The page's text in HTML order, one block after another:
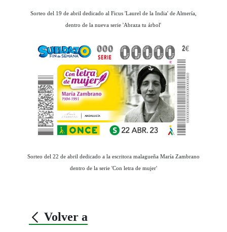
Sorteo del 19 de abril dedicado al Ficus 'Laurel de la India' de Almería,
dentro de la nueva serie 'Abraza tu árbol'
Sorteo del 22 de abril dedicado a la escritora malagueña María Zambrano
dentro de la serie 'Con letra de mujer'
Volver a